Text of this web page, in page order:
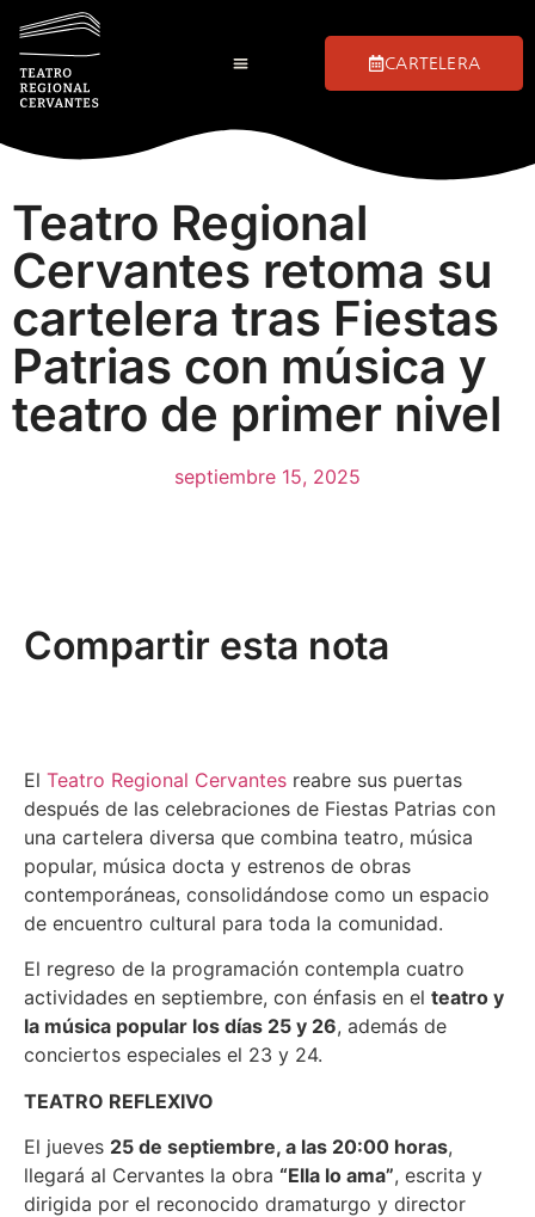
CARTELERA
Teatro Regional
Cervantes retoma su
cartelera tras Fiestas
Patrias con música y
teatro de primer nivel
septiembre 15, 2025
Compartir esta nota
El Teatro Regional Cervantes reabre sus puertas
después de las celebraciones de Fiestas Patrias con
una cartelera diversa que combina teatro, música
popular, música docta y estrenos de obras
contemporáneas, consolidándose como un espacio
de encuentro cultural para toda la comunidad.
El regreso de la programación contempla cuatro
actividades en septiembre, con énfasis en el teatro y
la música popular los días 25 y 26, además de
conciertos especiales el 23 y 24.
TEATRO REFLEXIVO
El jueves 25 de septiembre, a las 20:00 horas,
llegará al Cervantes la obra “Ella lo ama”, escrita y
dirigida por el reconocido dramaturgo y director